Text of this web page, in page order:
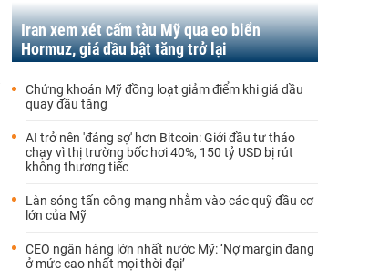
Iran xem xét cấm tàu Mỹ qua eo biển
Hormuz, giá dầu bật tăng trở lại
Chứng khoán Mỹ đồng loạt giảm điểm khi giá dầu
quay đầu tăng
AI trở nên 'đáng sợ' hơn Bitcoin: Giới đầu tư tháo
chạy vì thị trường bốc hơi 40%, 150 tỷ USD bị rút
không thương tiếc
Làn sóng tấn công mạng nhằm vào các quỹ đầu cơ
lớn của Mỹ
CEO ngân hàng lớn nhất nước Mỹ: ‘Nợ margin đang
ở mức cao nhất mọi thời đại’